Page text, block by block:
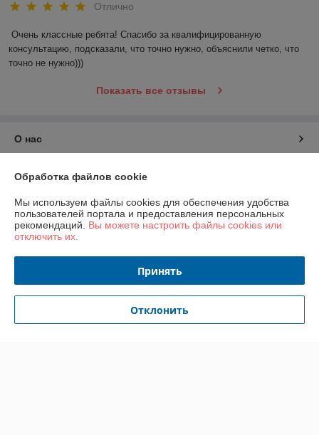
Отлично
Очень классные ребята! Спасибо за квалифицированную
консультацию, подсказали, что точно нужно, объяснили четко, что
точно не нужно)))
Показать все отзывы
О нас
Контакты
Доставка и оплата
График работы
Политика обработки cookies
Обработка файлов cookie
Мы используем файлы cookies для обеспечения удобства
пользователей портала и предоставления персональных
рекомендаций. Вы можете настроить файлы cookies или
отключить их.
Принять
Отклонить